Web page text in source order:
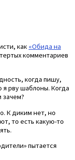
как «Обида на
комментариев
когда пишу,
я рву шаблоны. Когда
зачем?
К диким нет, но
то есть какую-то
пытается